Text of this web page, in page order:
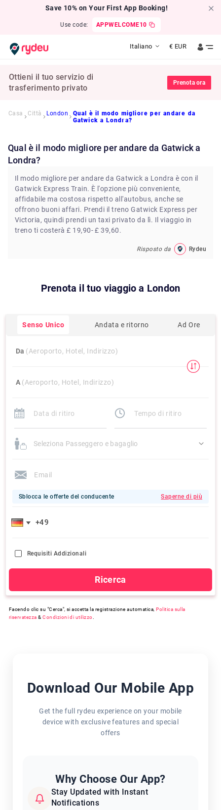
Save 10% on Your First App Booking!
Use code: APPWELCOME10
Italiano € EUR
Ottieni il tuo servizio di
trasferimento privato
Prenota ora
Casa Città London
Qual è il modo migliore per andare da
Gatwick a Londra?
Qual è il modo migliore per andare da Gatwick a
Londra?
Il modo migliore per andare da Gatwick a Londra è con il
Gatwick Express Train. È l'opzione più conveniente,
affidabile ma costosa rispetto all'autobus, anche se
offrono buoni affari. Prendi il treno Gatwick Express per
Victoria, quindi prendi un taxi privato da lì. Il viaggio in
treno ti costerà £ 19,90- £ 39,60.
Risposto da Rydeu
Prenota il tuo viaggio a London
Senso Unico Andata e ritorno Ad Ore
Da (Aeroporto, Hotel, Indirizzo)
A (Aeroporto, Hotel, Indirizzo)
Seleziona Passeggero e bagaglio
Sblocca le offerte del conducente Saperne di più
Requisiti Addizionali
Ricerca
Facendo clic su "Cerca", si accetta la registrazione automatica, Politica sulla
riservatezza &Condizioni di utilizzo
Download Our Mobile App
Get the full rydeu experience on your mobile
device with exclusive features and special
offers
Why Choose Our App?
Stay Updated with Instant
Notifications